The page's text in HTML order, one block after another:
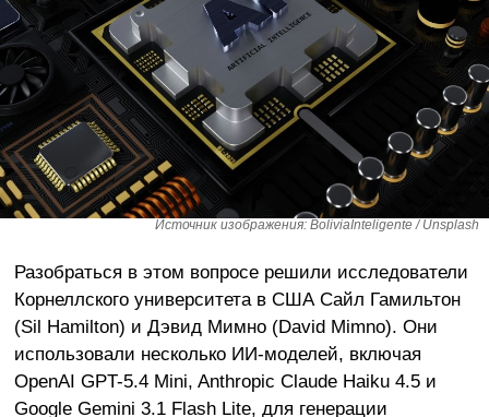
Источник изображения: BoliviaInteligente / Unsplash
Разобраться в этом вопросе решили исследователи
Корнеллского университета в США Сайл Гамильтон
(Sil Hamilton) и Дэвид Мимно (David Mimno). Они
использовали несколько ИИ-моделей, включая
OpenAI GPT-5.4 Mini, Anthropic Claude Haiku 4.5 и
Google Gemini 3.1 Flash Lite, для генерации